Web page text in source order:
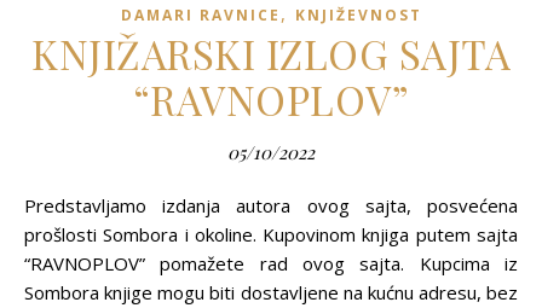
DAMARI RAVNICE , KNJIŽEVNOST
KNJIŽARSKI IZLOG SAJTA
“RAVNOPLOV”
05/10/2022
Predstavljamo izdanja autora ovog sajta, posvećena
prošlosti Sombora i okoline. Kupovinom knjiga putem sajta
“RAVNOPLOV” pomažete rad ovog sajta. Kupcima iz
Sombora knjige mogu biti dostavljene na kućnu adresu, bez